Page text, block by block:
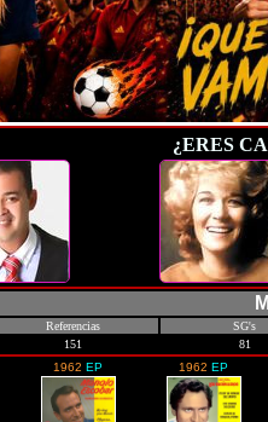
¿ERES
Referencias SG's
151
81
1962 EP 1962 EP